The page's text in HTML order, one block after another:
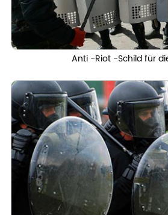
Anti -Riot -Schild für